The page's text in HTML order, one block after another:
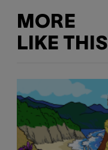
MORE
LIKE THIS